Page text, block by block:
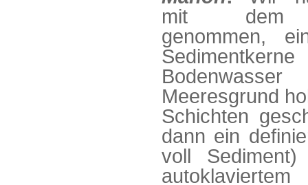
mit dem
genommen,
Meeresgrund
Schichten
dann ein
voll